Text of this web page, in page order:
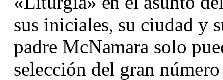
sus iniciales, su ciudad y
padre McNamara solo
selección del gran